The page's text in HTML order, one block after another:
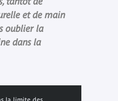
et de main
oublier la
dans la